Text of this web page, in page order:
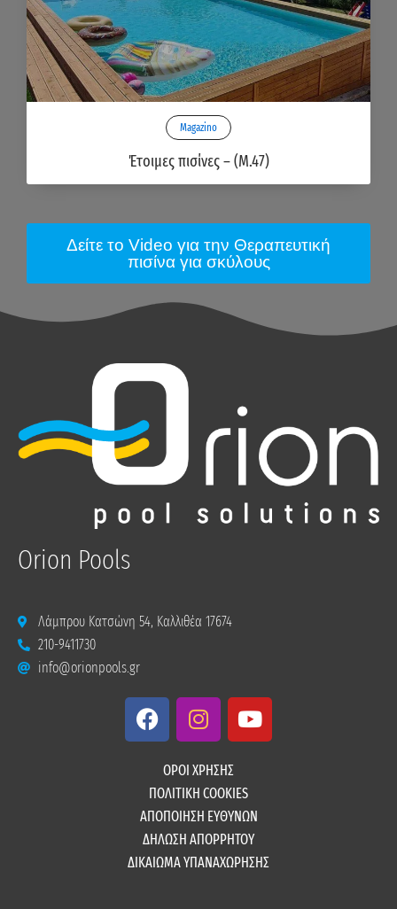
Magazino
Έτοιμες πισίνες – (M.47)
Δείτε το Video για την Θεραπευτική
πισίνα για σκύλους
Orion Pools
Λάμπρου Κατσώνη 54, Καλλιθέα 17674
210-9411730
info@orionpools.gr
F
a
b
o
o
k
I
n
t
a
g
r
a
Y
o
b
e
ΟΡΟΙ ΧΡΗΣΗΣ
ΠΟΛΙΤΙΚΗ COOKIES
ΑΠΟΠΟΙΗΣΗ ΕΥΘΥΝΩΝ
ΔΗΛΩΣΗ ΑΠΟΡΡΗΤΟΥ
ΔΙΚΑΙΩΜΑ ΥΠΑΝΑΧΩΡΗΣΗΣ